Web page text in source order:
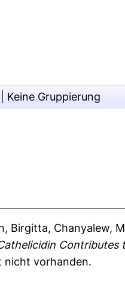
Keine Gruppierung
Birgitta, Chanyalew,
Contributes
nicht vorhanden.